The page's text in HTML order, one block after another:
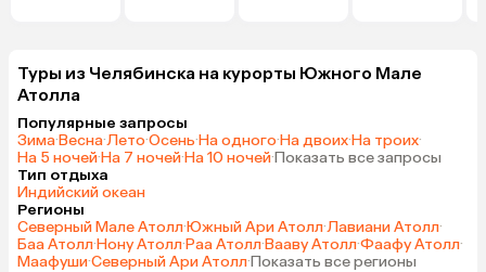
Туры из Челябинска на курорты Южного Мале
Атолла
Популярные запросы
Зима·Весна·Лето·Осень·На одного·На двоих·На троих·
На 5 ночей·На 7 ночей·На 10 ночей·Показать все запросы
Тип отдыха
Индийский океан
Регионы
Северный Мале Атолл·Южный Ари Атолл·Лавиани Атолл·
Баа Атолл·Нону Атолл·Раа Атолл·Вааву Атолл·Фаафу Атолл·
Маафуши·Северный Ари Атолл·Показать все регионы